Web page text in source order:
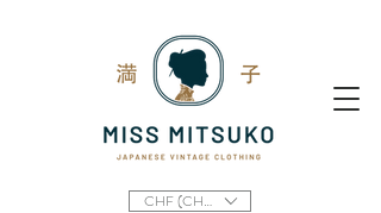
CHF (CHF)